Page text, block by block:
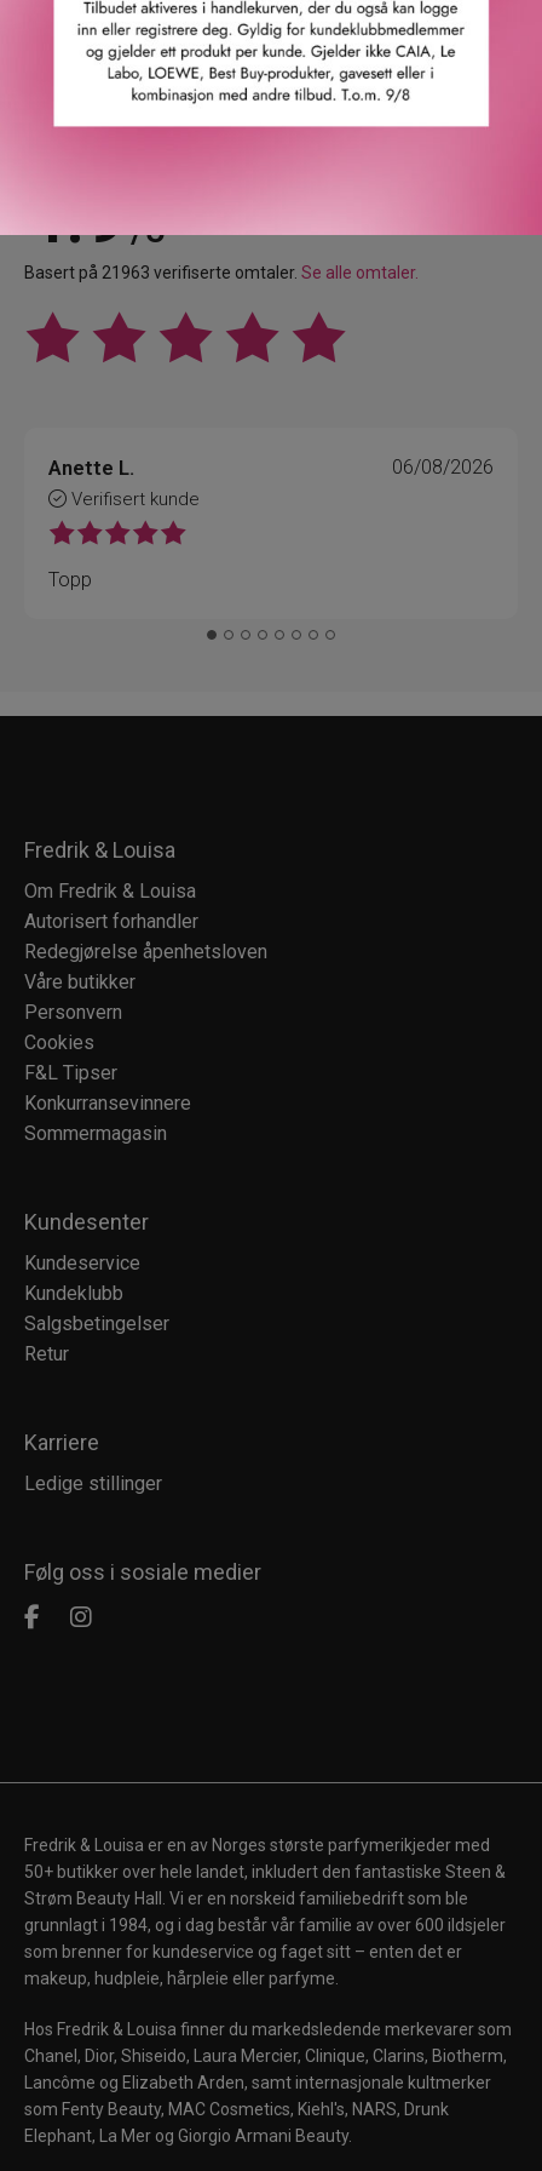
Våre kunder om oss
4.9/5
Basert på 21963 verifiserte omtaler. Se alle omtaler.
Anette L.
Verifisert kunde
06/08/2026
Topp
Fredrik & Louisa
Om Fredrik & Louisa
Autorisert forhandler
Redegjørelse åpenhetsloven
Våre butikker
Personvern
Cookies
F&L Tipser
Konkurransevinnere
Sommermagasin
Kundesenter
Kundeservice
Kundeklubb
Salgsbetingelser
Retur
Karriere
Ledige stillinger
Følg oss i sosiale medier
Fredrik & Louisa er en av Norges største parfymerikjeder med
50+ butikker over hele landet, inkludert den fantastiske Steen &
Strøm Beauty Hall. Vi er en norskeid familiebedrift som ble
grunnlagt i 1984, og i dag består vår familie av over 600 ildsjeler
som brenner for kundeservice og faget sitt – enten det er
makeup, hudpleie, hårpleie eller parfyme.
Hos Fredrik & Louisa finner du markedsledende merkevarer som
Chanel, Dior, Shiseido, Laura Mercier, Clinique, Clarins, Biotherm,
Lancôme og Elizabeth Arden, samt internasjonale kultmerker
som Fenty Beauty, MAC Cosmetics, Kiehl's, NARS, Drunk
Elephant, La Mer og Giorgio Armani Beauty.